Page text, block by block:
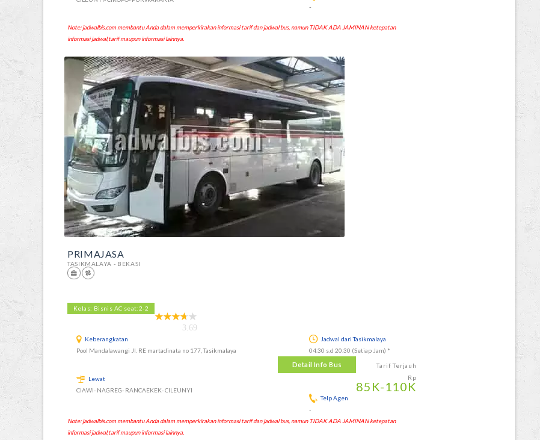
-
Note: jadwalbis.com membantu Anda dalam memperkirakan informasi tarif dan jadwal bus, namun TIDAK ADA JAMINAN ketepatan
informasi jadwal,tarif maupun informasi lainnya.
PRIMAJASA
TASIKMALAYA - BEKASI
Kelas: Bisnis AC seat:2-2
3.69
Keberangkatan
Pool Mandalawangi Jl. RE martadinata no 177, Tasikmalaya
Jadwal dari Tasikmalaya
04.30 s.d 20.30 (Setiap Jam) *
Tarif Terjauh
Rp
85 K-110K
Detail Info Bus
Lewat
CIAWI- NAGREG- RANCAEKEK- CILEUNYI
Telp Agen
-
Note: jadwalbis.com membantu Anda dalam memperkirakan informasi tarif dan jadwal bus, namun TIDAK ADA JAMINAN ketepatan
informasi jadwal,tarif maupun informasi lainnya.